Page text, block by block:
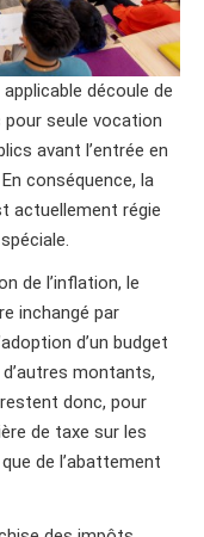
découle de
pour seule vocation
avant l’entrée en
conséquence, la
actuellement régie
de l’inflation, le
inchangé par
d’un budget
montants,
donc, pour
de taxe sur les
de l’abattement